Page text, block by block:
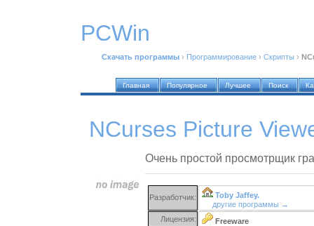
PCWin
Скачать программы › Программирование › Скрипты ›
Главная Популярное Лучшее Поиск
NCurses Picture
Очень простой просмотрщик
Разработчик:
Toby Jaffey.
другие программы →
Лицензия:
Freeware